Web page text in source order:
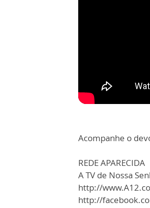
Acompanhe o
REDE APARECIDA
A TV de Nossa
http://
http://